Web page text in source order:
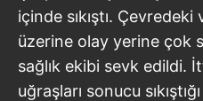
içinde sıkıştı. Çevredeki
üzerine olay yerine çok
sağlık ekibi sevk edildi.
uğraşları sonucu